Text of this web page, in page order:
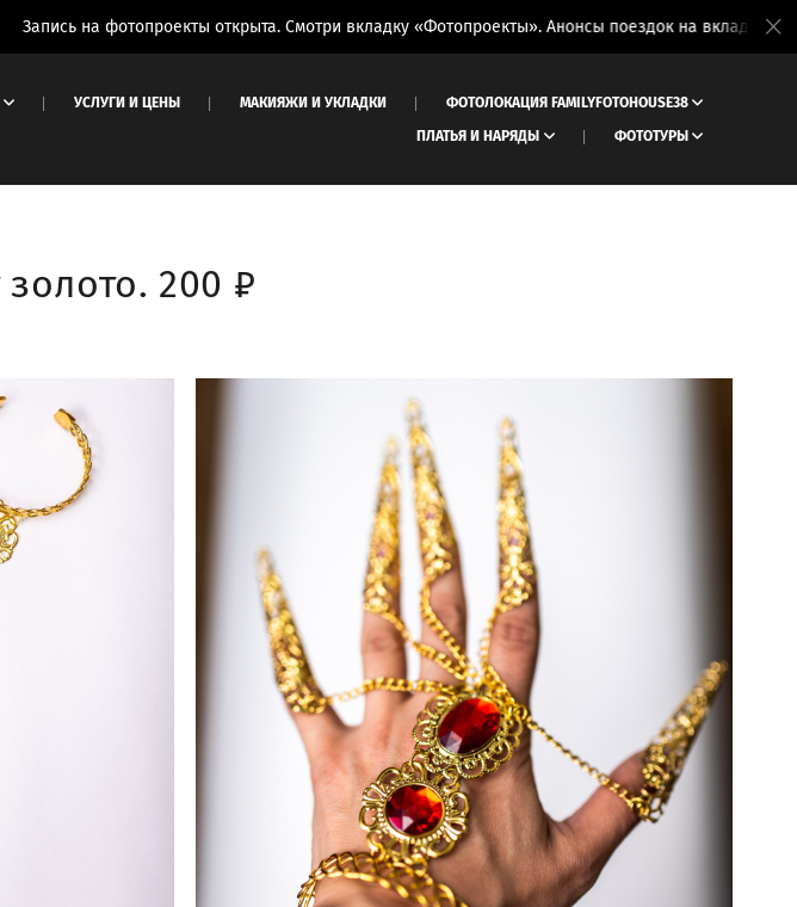
УСЛУГИ И ЦЕНЫ МАКИЯЖИ И УКЛАДКИ
ФОТОЛОКАЦИЯ FAMILYFOTOHOUSE38
ПЛАТЬЯ И НАРЯДЫ
ФОТОТУРЫ
200 ₽
на фотопроекты открыта. Смотри вкладку «Фотопроекты». Анонсы поездок на вкладке